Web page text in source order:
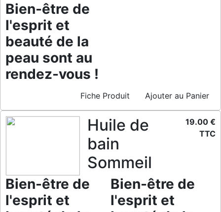
Bien-être de
l'esprit et
beauté de la
peau sont au
rendez-vous !
Fiche Produit Ajouter au Panier
Huile de
bain
Sommeil
Bien-être de
l'esprit et
Bien-être de
l'esprit et
19.00 €
TTC